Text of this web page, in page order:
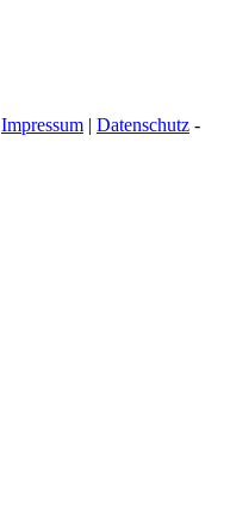
Impressum | Datenschutz -